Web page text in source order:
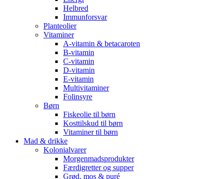
Helbred
Immunforsvar
Planteolier
Vitaminer
A-vitamin & betacaroten
B-vitamin
C-vitamin
D-vitamin
E-vitamin
Multivitaminer
Folinsyre
Børn
Fiskeolie til børn
Kosttilskud til børn
Vitaminer til børn
Mad & drikke
Kolonialvarer
Morgenmadsprodukter
Færdigretter og supper
Grød, mos & puré